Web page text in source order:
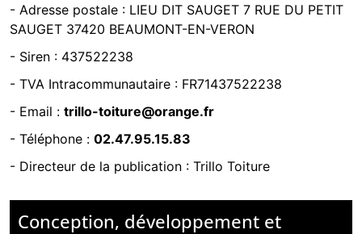
- Adresse postale : LIEU DIT SAUGET 7 RUE DU PETIT
SAUGET 37420 BEAUMONT-EN-VERON
- Siren : 437522238
- TVA Intracommunautaire : FR71437522238
- Email : trillo-toiture@orange.fr
- Téléphone : 02.47.95.15.83
- Directeur de la publication : Trillo Toiture
Conception, développement et